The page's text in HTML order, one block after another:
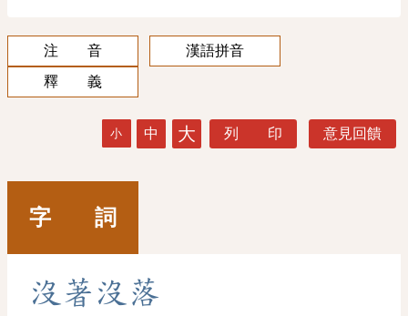
注 音
漢語拼音
釋 義
小 中 大 列 印 意見回饋
字 詞
沒 著 沒 落